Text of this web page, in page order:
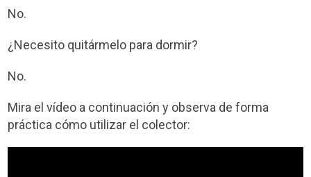
No.
¿Necesito quitármelo para dormir?
No.
Mira el vídeo a continuación y observa de forma
práctica cómo utilizar el colector: